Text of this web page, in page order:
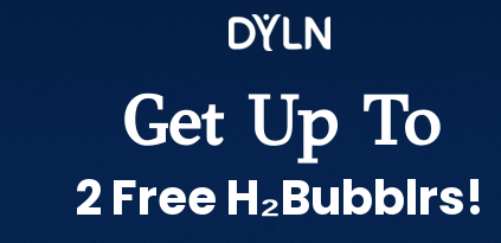
Get Up To
2 Free H₂Bubblrs!